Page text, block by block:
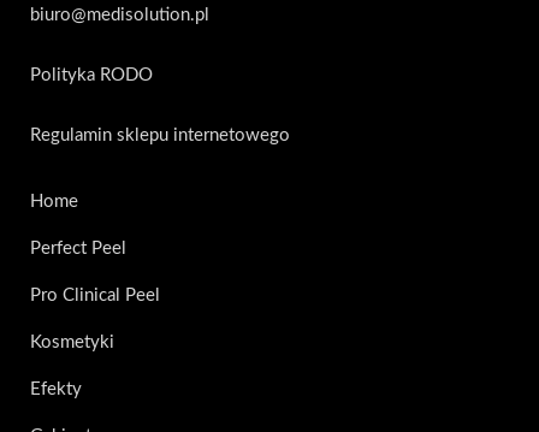
biuro@medisolution.pl
Polityka RODO
Regulamin sklepu internetowego
Home
Perfect Peel
Pro Clinical Peel
Kosmetyki
Efekty